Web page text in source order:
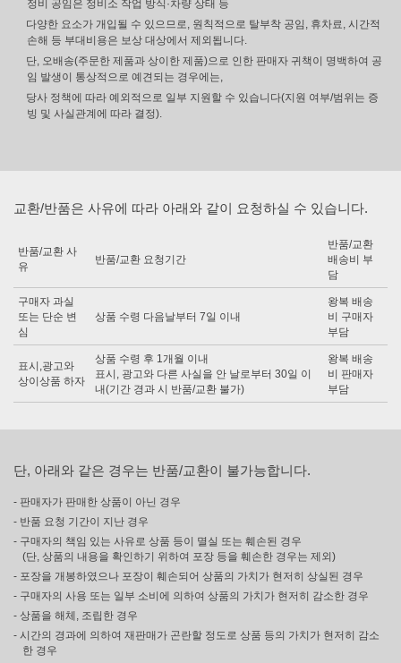
정비 공임은 정비소 작업 방식·차량 상태 등
다양한 요소가 개입될 수 있으므로, 원칙적으로 탈부착 공임, 휴차료, 시간적
손해 등 부대비용은 보상 대상에서 제외됩니다.
단, 오배송(주문한 제품과 상이한 제품)으로 인한 판매자 귀책이 명백하여 공
임 발생이 통상적으로 예견되는 경우에는,
당사 정책에 따라 예외적으로 일부 지원할 수 있습니다(지원 여부/범위는 증
빙 및 사실관계에 따라 결정).
교환/반품은 사유에 따라 아래와 같이 요청하실 수 있습니다.
반품/교환 사
유
반품/교환 요청기간
반품/교환
배송비 부
담
구매자 과실
또는 단순 변
심
상품 수령 다음날부터 7일 이내
왕복 배송
비 구매자
부담
표시,광고와
상이상품 하자
상품 수령 후 1개월 이내
표시, 광고와 다른 사실을 안 날로부터 30일 이
내(기간 경과 시 반품/교환 불가)
왕복 배송
비 판매자
부담
단, 아래와 같은 경우는 반품/교환이 불가능합니다.
- 판매자가 판매한 상품이 아닌 경우
- 반품 요청 기간이 지난 경우
- 구매자의 책임 있는 사유로 상품 등이 멸실 또는 훼손된 경우
(단, 상품의 내용을 확인하기 위하여 포장 등을 훼손한 경우는 제외)
- 포장을 개봉하였으나 포장이 훼손되어 상품의 가치가 현저히 상실된 경우
- 구매자의 사용 또는 일부 소비에 의하여 상품의 가치가 현저히 감소한 경우
- 상품을 해체, 조립한 경우
- 시간의 경과에 의하여 재판매가 곤란할 정도로 상품 등의 가치가 현저히 감소
한 경우